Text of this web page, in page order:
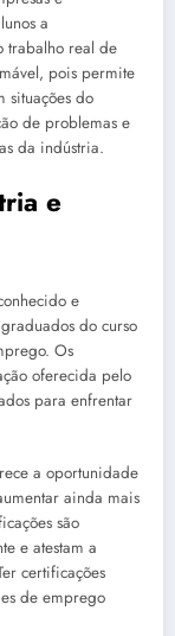
a
trabalho real de
pois permite
situações do
de problemas e
da indústria.
e
e
do curso
Os
oferecida pelo
para enfrentar
a oportunidade
ainda mais
são
e atestam a
certificações
de emprego